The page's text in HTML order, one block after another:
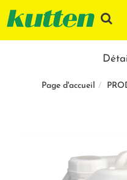
Page d'accueil